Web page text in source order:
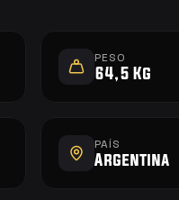
PESO
64,5 Kg
PAÍS
Argentina